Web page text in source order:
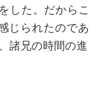
した。だからこ
じられたのであ
諸兄の時間の進